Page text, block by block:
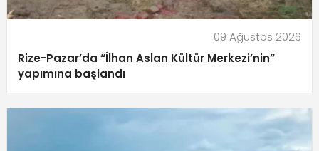
09 Ağustos 2026
Rize-Pazar’da “İlhan Aslan Kültür Merkezi’nin”
yapımına başlandı